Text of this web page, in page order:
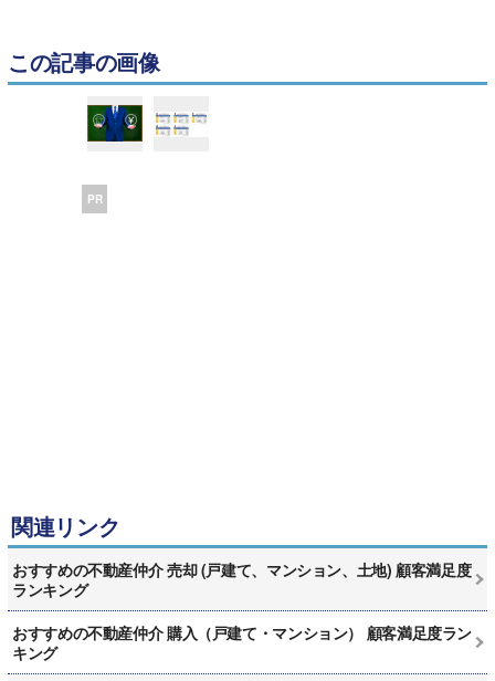
この記事の画像
PR
関連リンク
おすすめの不動産仲介 売却 (戸建て、マンション、土地) 顧客満足度
ランキング
おすすめの不動産仲介 購入（戸建て・マンション） 顧客満足度ラン
キング